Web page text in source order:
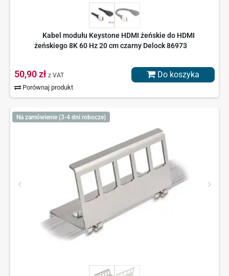
Kabel modułu Keystone HDMI żeńskie do HDMI
żeńskiego 8K 60 Hz 20 cm czarny Delock 86973
50,90 zł z VAT
Porównaj produkt
Do koszyka
Na zamówienie (3-4 dni robocze)